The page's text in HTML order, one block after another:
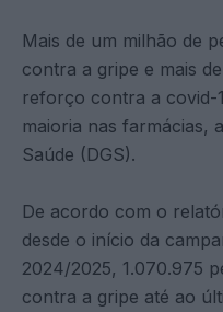
Mais de um milhão de
contra a gripe e mais
reforço contra a covid-
maioria nas farmácias,
Saúde (DGS).
De acordo com o
desde o início da
2024/2025, 1.070.975
contra a gripe até ao